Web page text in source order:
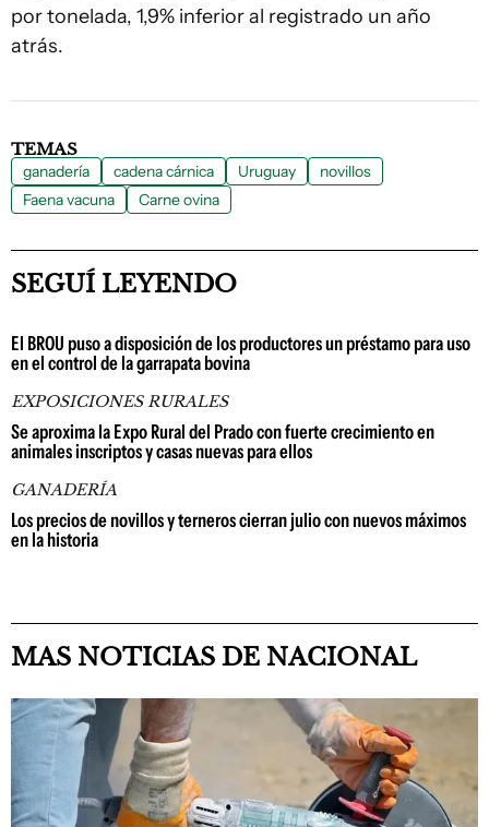
por tonelada, 1,9% inferior al registrado un año
atrás.
TEMAS
ganadería cadena cárnica Uruguay
novillos
Faena vacuna
Carne ovina
SEGUÍ LEYENDO
El BROU puso a disposición de los productores un préstamo para uso
en el control de la garrapata bovina
EXPOSICIONES RURALES
Se aproxima la Expo Rural del Prado con fuerte crecimiento en
animales inscriptos y casas nuevas para ellos
GANADERÍA
Los precios de novillos y terneros cierran julio con nuevos máximos
en la historia
MAS NOTICIAS DE NACIONAL